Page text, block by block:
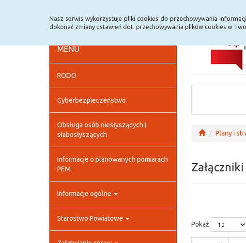
Nasz serwis wykorzystuje pliki cookies do przechowywania
dokonać zmiany ustawień dot. przechowywania plików cookies w
MENU
RODO
Cyberbezpieczeństwo
Obsługa osób niesłyszących i
słabosłyszących
Informacje o planowanych pomiarach
PEM
Informacje ogólne
Starostwo Powiatowe
Plany i
Załączniki
Pokaż